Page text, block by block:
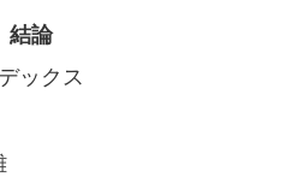
結論
ックス